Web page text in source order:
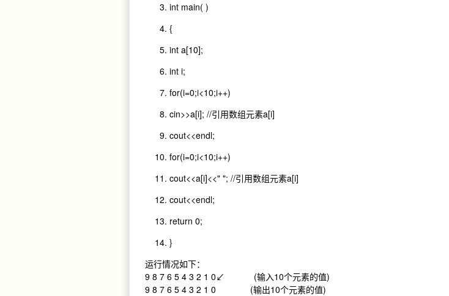
int main( )
{
int a[10];
int i;
for(i=0;i<10;i++)
cin>>a[i]; //引用数组元素a[i]
cout<<endl;
for(i=0;i<10;i++)
cout<<a[i]<<" "; //引用数组元素a[i]
cout<<endl;
return 0;
}
运行情况如下：
9 8 7 6 5 4 3 2 1 0↙ (输入10个元素的值)
9 8 7 6 5 4 3 2 1 0 (输出10个元素的值)